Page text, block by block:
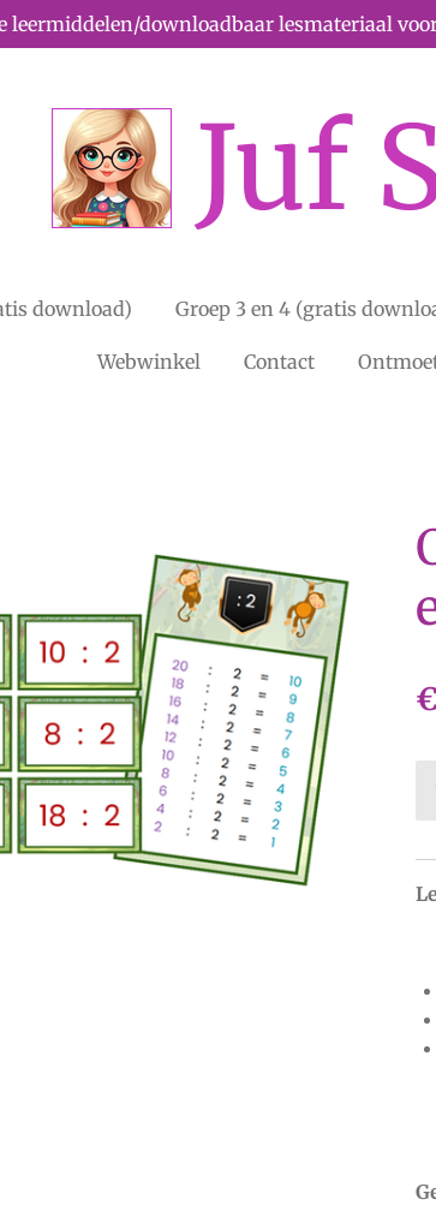
leermiddelen/downloadbaar lesmateriaal
Juf
download) Groep 3 en 4 (gratis
Webwinkel Contact